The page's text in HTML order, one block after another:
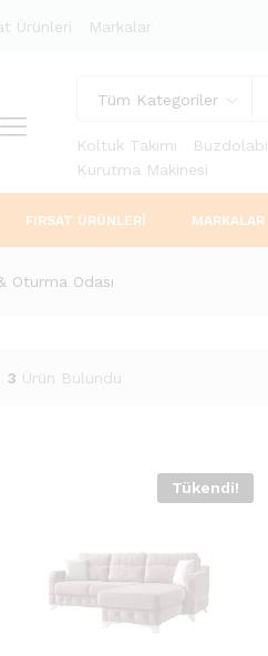
Ürünleri Markalar
Tüm Kategoriler
Koltuk Takımı Buzdolabı
Kurutma Makinesi
FIRSAT ÜRÜNLERI MARKALAR
Oturma Odası
3 Ürün Bulundu
Tükendi!